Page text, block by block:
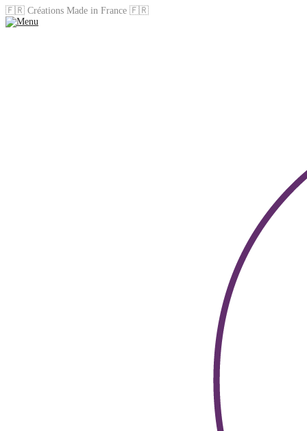
🇫🇷 Créations Made in France 🇫🇷